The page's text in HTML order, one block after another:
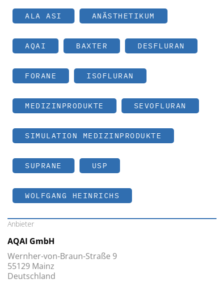
ALA ASI ANÄSTHETIKUM
AQAI BAXTER DESFLURAN
FORANE ISOFLURAN
MEDIZINPRODUKTE SEVOFLURAN
SIMULATION MEDIZINPRODUKTE
SUPRANE USP
WOLFGANG HEINRICHS
Anbieter
AQAI GmbH
Wernher-von-Braun-Straße 9
55129 Mainz
Deutschland